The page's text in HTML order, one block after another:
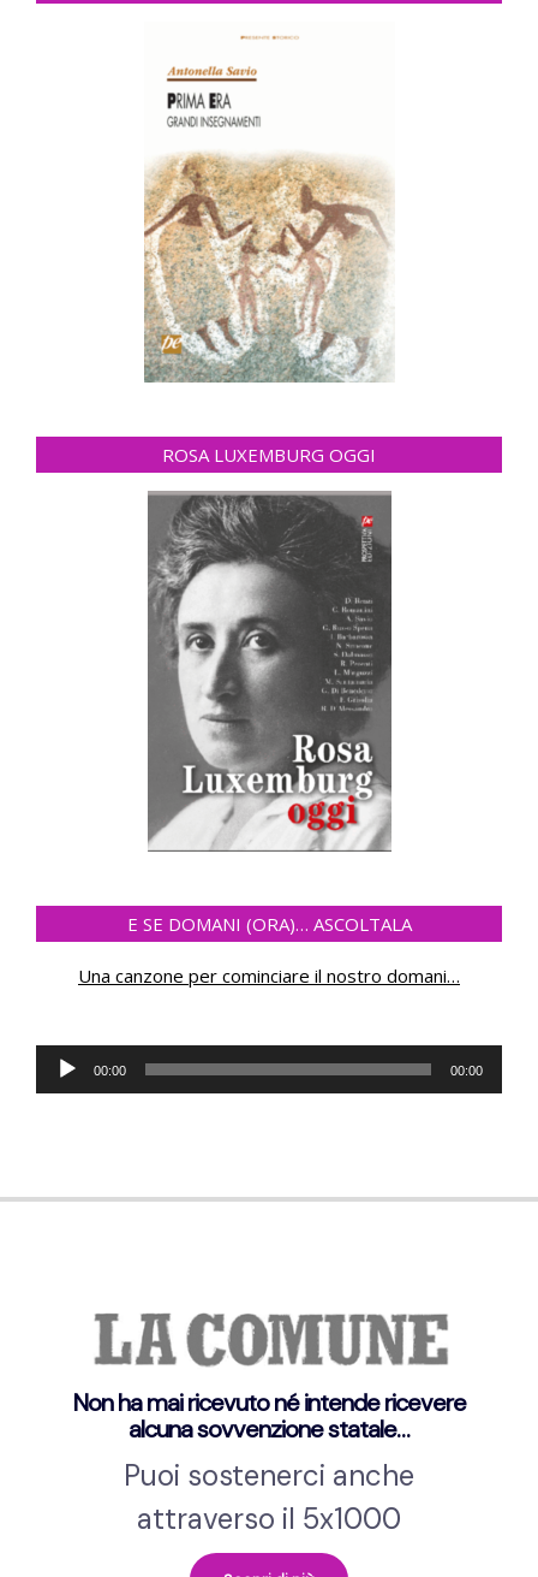
ROSA LUXEMBURG OGGI
E SE DOMANI (ORA)… ASCOLTALA
Una canzone per cominciare il nostro domani…
Lecteur
audio
00:00 00:00
Non ha mai ricevuto né intende ricevere
alcuna sovvenzione statale…
Puoi sostenerci anche
attraverso il 5x1000